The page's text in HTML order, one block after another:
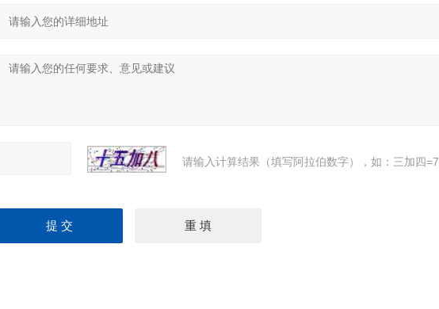
请输入计算结果（填写阿拉伯数字），如：三加四=7